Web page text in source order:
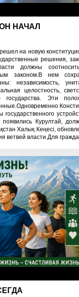
НАЧАЛ
на новую
решения,
должны
законом.В нем
независимость,
целостность,
государства. Эти
Курултай,
Халық Кеңесі,
ветвей власти.Для